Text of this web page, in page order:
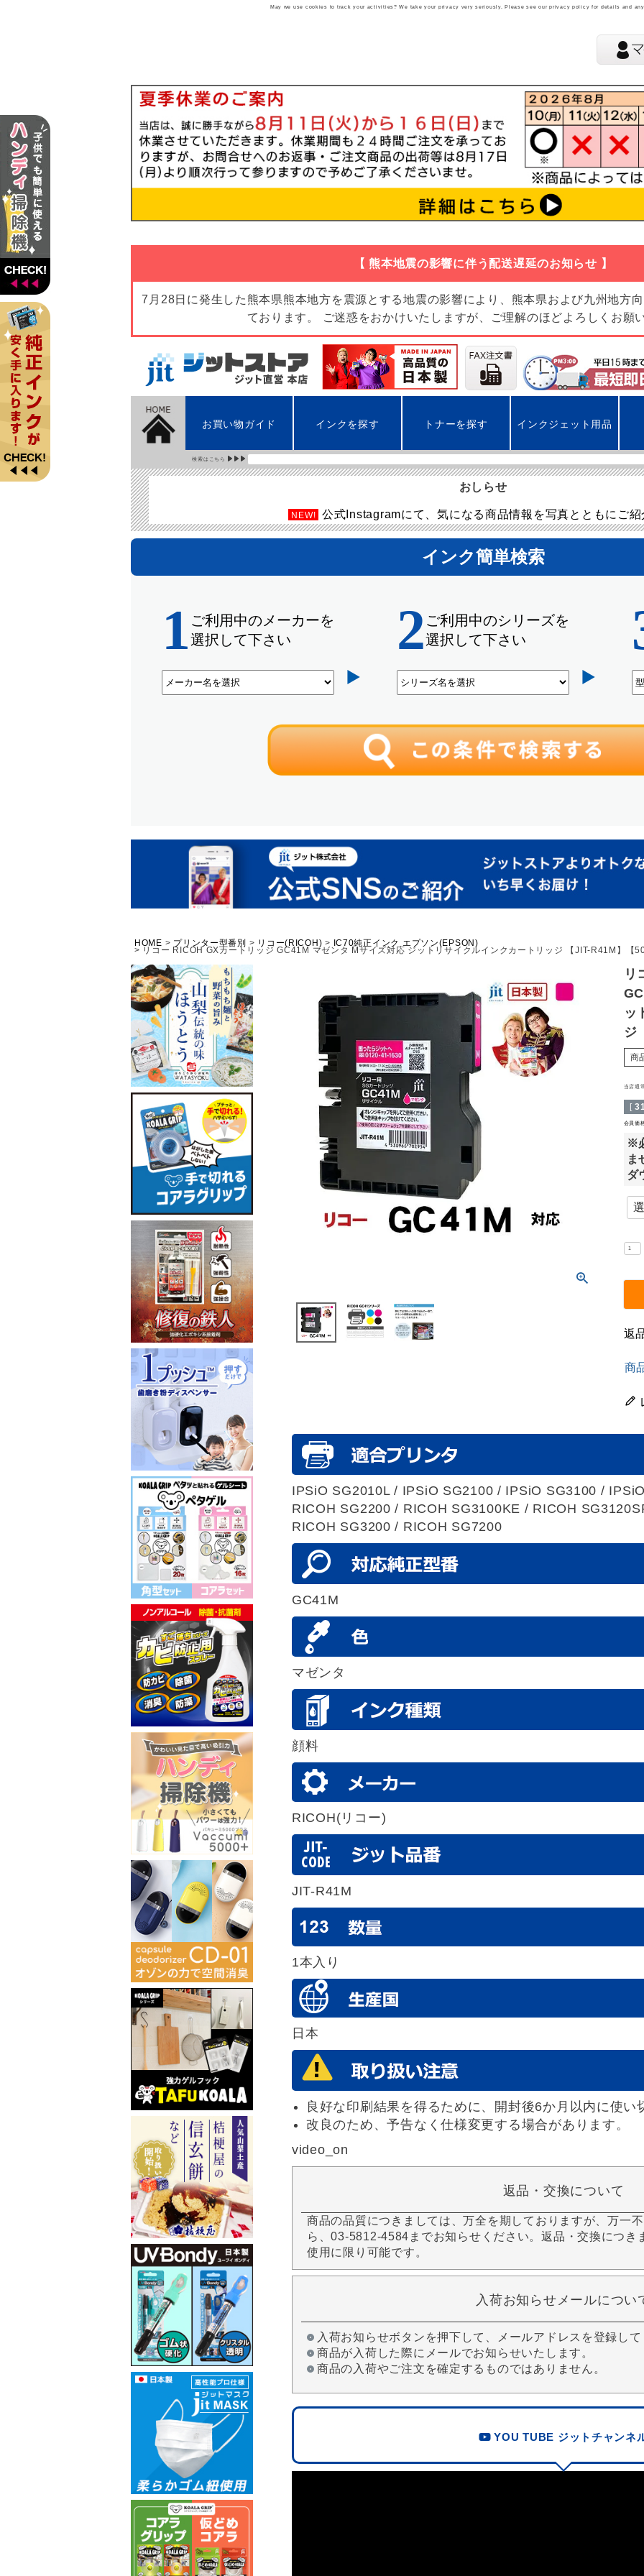
【 熊本地震の影響に伴う配送遅延のお知らせ 】
7月28日に発生した熊本県熊本地方を震源とする地震の影響により、熊本県および九州地方
ております。 ご迷惑をおかけいたしますが、ご理解のほどよろしくお願
お買い物ガイド インクを探す トナーを探す インクジェット用品
検索はこちら
おしらせ
NEW! 公式Instagramにて、気になる商品情報を写真とともにご紹
HOME プリンター型番別 リコー(RICOH) IC70純正インク エプソン(EPSON)
リコー RICOH GXカートリッジ GC41M マゼンタ Mサイズ対応 ジットリサイクルインクカートリッジ 【JIT-R41M】【
リ
ッ
ジ
商
当店通
[
会員価
※
ま
ダ
返
商
IPSiO SG2010L / IPSiO SG2100 / IPSiO SG3100 /
RICOH SG2200 / RICOH SG3100KE / RICOH
RICOH SG3200 / RICOH SG7200
GC41M
マゼンタ
顔料
RICOH(リコー)
JIT-R41M
1本入り
日本
良好な印刷結果を得るために、開封後6か月以内に使い
改良のため、予告なく仕様変更する場合があります。
video_on
返品・交換について
商品の品質につきましては、万全を期しておりますが、万一
ら、03-5812-4584までお知らせください。返品・交換につき
使用に限り可能です。
入荷お知らせメールについ
入荷お知らせボタンを押下して、メールアドレスを登録し
商品が入荷した際にメールでお知らせいたします。
商品の入荷やご注文を確定するものではありません。
YOU TUBE ジットチャンネ
May we use cookies to track your activities? We take your privacy very seriously. Please see our privacy policy for details and